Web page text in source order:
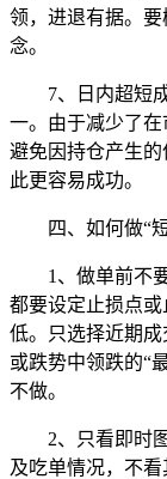
领，进退有据。
念。
7、日内超短
一。由于减少了在
避免因持仓产生
此更容易成功。
四、如何做“
1、做单前不
都要设定止损点
低。只选择近期
或跌势中领跌的“
不做。
2、只看即时
及吃单情况，不看